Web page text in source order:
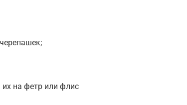
на фетр или флис